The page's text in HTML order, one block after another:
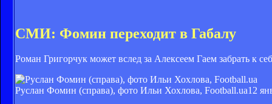
СМИ: Фомин переходит в Габалу
Роман Григорчук может вслед за Алексеем Гаем забрать к
Руслан Фомин (справа), фото Ильи Хохлова, Football.ua12